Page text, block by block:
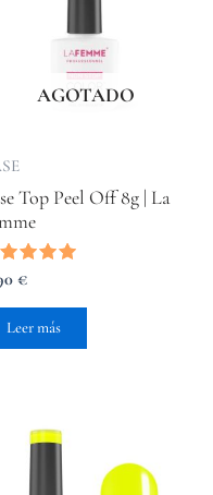
AGOTADO
Top Peel Off 8g | La
5
€
Leer más